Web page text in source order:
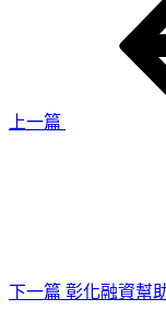
上一篇
下一篇 彰化融資幫